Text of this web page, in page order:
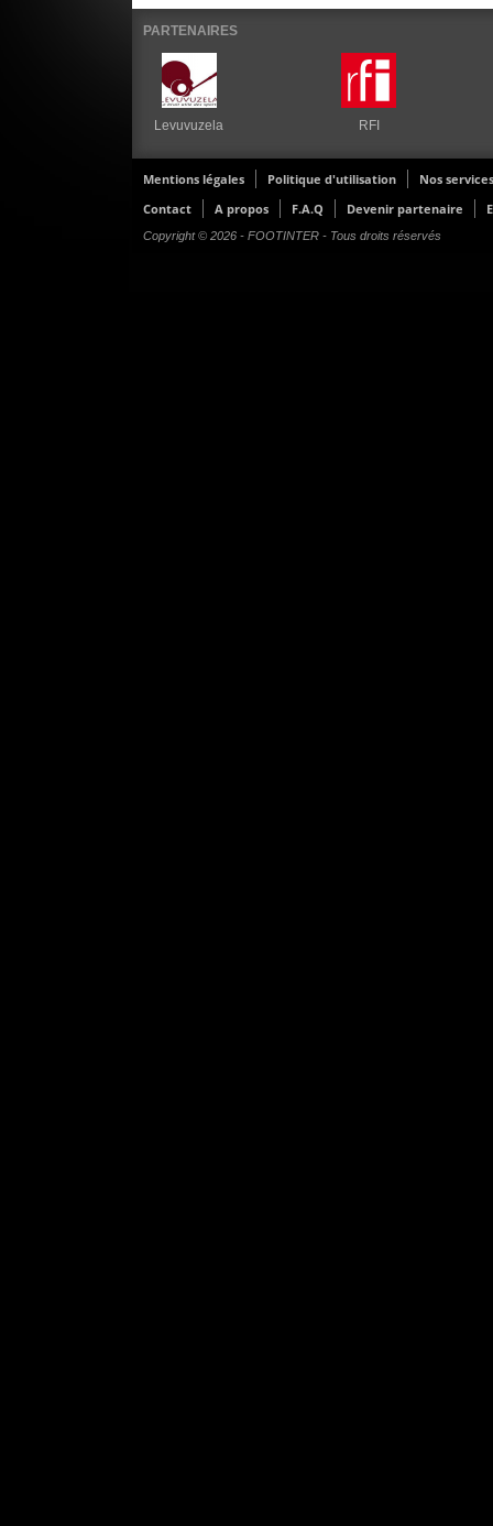
PARTENAIRES
Levuvuzela RFI
Mentions légales Politique d'utilisation
Nos services
Contact
A propos F.A.Q Devenir partenaire
Copyright © 2026 - FOOTINTER - Tous droits réservés